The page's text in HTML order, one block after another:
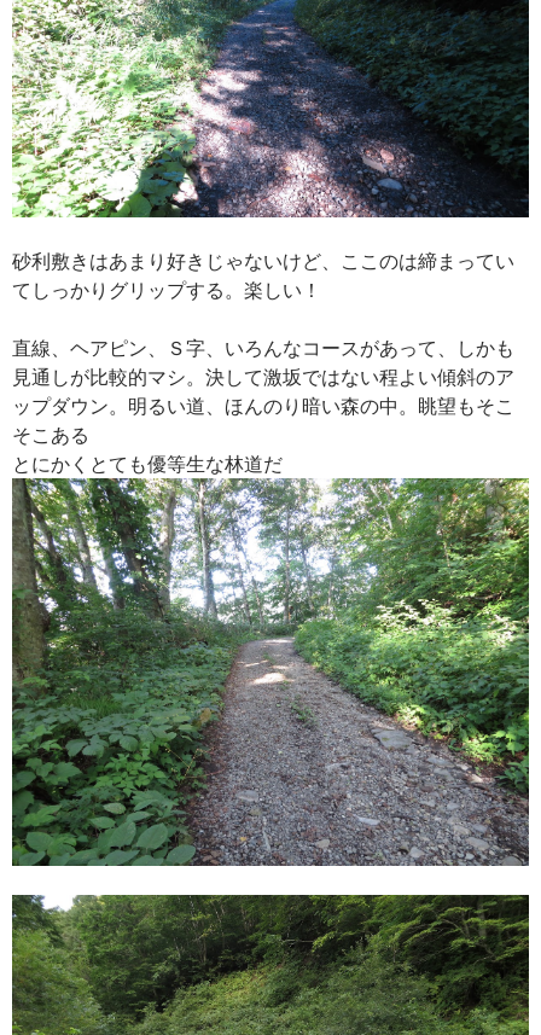
砂利敷きはあまり好きじゃないけど、ここのは締まってい
てしっかりグリップする。楽しい！
直線、ヘアピン、Ｓ字、いろんなコースがあって、しかも
見通しが比較的マシ。決して激坂ではない程よい傾斜のア
ップダウン。明るい道、ほんのり暗い森の中。眺望もそこ
そこある
とにかくとても優等生な林道だ